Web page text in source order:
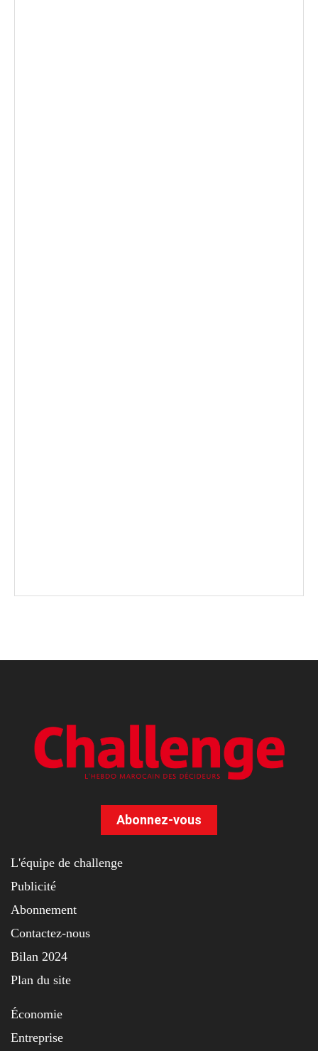
Abonnez-vous
L'équipe de challenge
Publicité
Abonnement
Contactez-nous
Bilan 2024
Plan du site
Économie
Entreprise